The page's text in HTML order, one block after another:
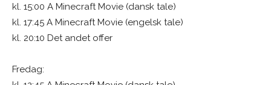
kl. 15:00 A Minecraft Movie (dansk tale)
kl. 17:45 A Minecraft Movie (engelsk tale)
kl. 20:10 Det andet offer
Fredag: